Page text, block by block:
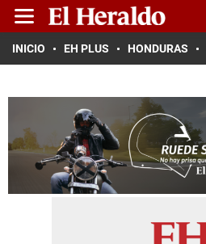
INICIO EH PLUS HONDURAS